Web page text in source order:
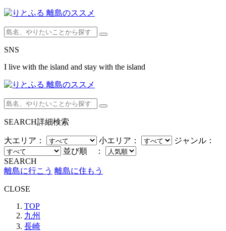
SNS
I live with the island and stay with the island
SEARCH詳細検索
大エリア： 小エリア：
ジャンル：
並び順 ：
SEARCH
離島に行こう 離島に住もう
CLOSE
TOP
九州
長崎